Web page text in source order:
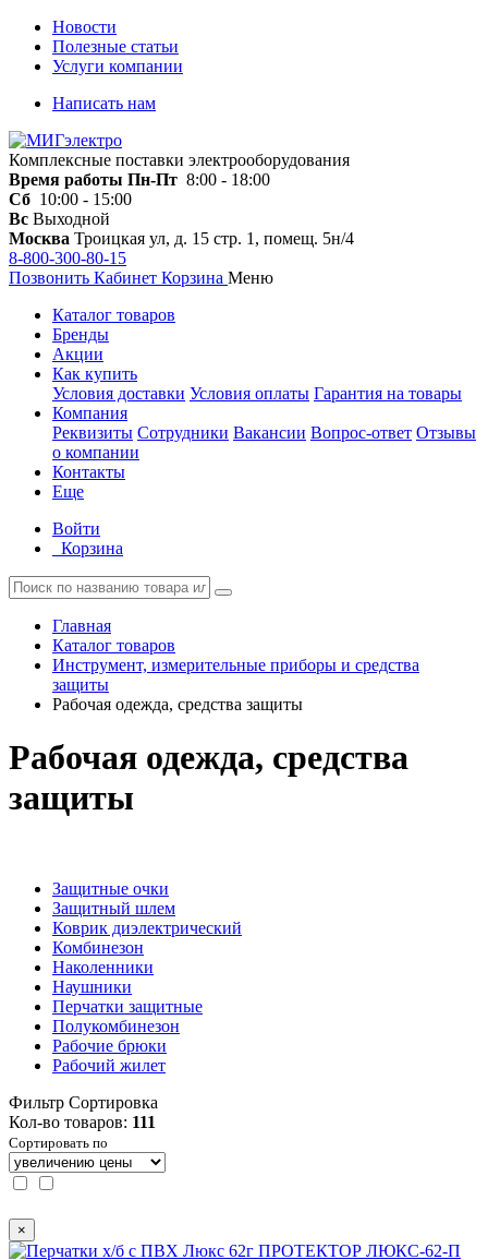
Новости
Полезные статьи
Услуги компании
Написать нам
Комплексные поставки электрооборудования
Время работы Пн-Пт 8:00 - 18:00
Сб 10:00 - 15:00
Вс Выходной
Москва Троицкая ул, д. 15 стр. 1, помещ. 5н/4
8-800-300-80-15
Позвонить Кабинет Корзина Меню
Каталог товаров
Бренды
Акции
Как купить
Условия доставки Условия оплаты Гарантия на товары
Компания
Реквизиты Сотрудники Вакансии Вопрос-ответ Отзывы
о компании
Контакты
Еще
Войти
Корзина
Главная
Каталог товаров
Инструмент, измерительные приборы и средства
защиты
Рабочая одежда, средства защиты
Рабочая одежда, средства
защиты
Защитные очки
Защитный шлем
Коврик диэлектрический
Комбинезон
Наколенники
Наушники
Перчатки защитные
Полукомбинезон
Рабочие брюки
Рабочий жилет
Фильтр Сортировка
Кол-во товаров: 111
Сортировать по
×